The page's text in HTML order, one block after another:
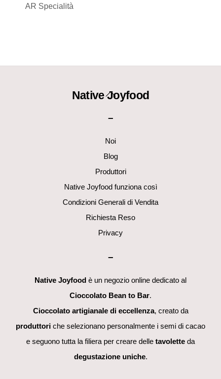
AR Specialità
Back
Native Joyfood
–
Noi
Blog
Produttori
Native Joyfood funziona così
Condizioni Generali di Vendita
Richiesta Reso
Privacy
–
Native Joyfood è un negozio online dedicato al
Cioccolato Bean to Bar.
Cioccolato artigianale di eccellenza, creato da
produttori che selezionano personalmente i semi di cacao
e seguono tutta la filiera per creare delle tavolette da
degustazione uniche.